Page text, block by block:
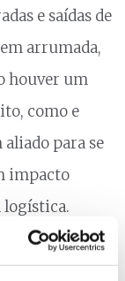
e saídas de
arrumada,
houver um
como e
para se
impacto
logística.